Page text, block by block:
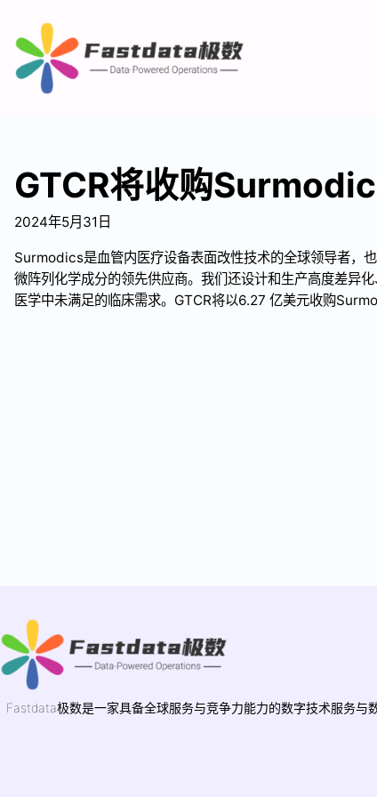
GTCR将收购
2024年5月31日
Surmodics是血管内医疗设备表面改性技术的全球领导者，
微阵列化学成分的领先供应商。我们还设计和生产高度差异
医学中未满足的临床需求。GTCR将以6.27 亿美元收购
Fastdata极数是一家具备全球服务与竞争力能力的数字技术服务与